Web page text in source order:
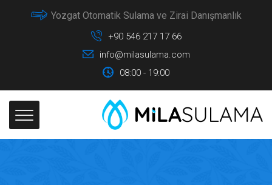
Yozgat Otomatik Sulama ve Zirai Danışmanlık
+90 546 217 17 66
info@milasulama.com
08:00 - 19:00